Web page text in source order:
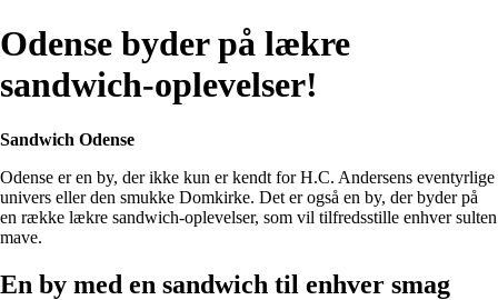
Odense byder på lækre
sandwich-oplevelser!
Sandwich Odense
Odense er en by, der ikke kun er kendt for H.C. Andersens eventyrlige
univers eller den smukke Domkirke. Det er også en by, der byder på
en række lækre sandwich-oplevelser, som vil tilfredsstille enhver sulten
mave.
En by med en sandwich til enhver smag